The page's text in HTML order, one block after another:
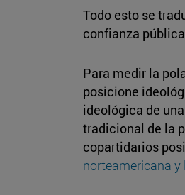
Todo esto se
confianza
Para medir la
posicione
ideológica de
tradicional de la
copartidarios
norteamericana y